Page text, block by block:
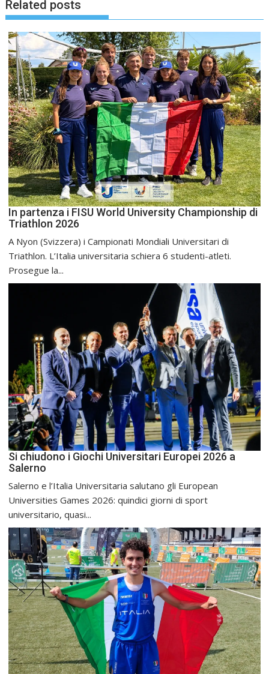
Related posts
In partenza i FISU World University Championship di
Triathlon 2026
A Nyon (Svizzera) i Campionati Mondiali Universitari di
Triathlon. L’Italia universitaria schiera 6 studenti-atleti.
Prosegue la...
Si chiudono i Giochi Universitari Europei 2026 a
Salerno
Salerno e l’Italia Universitaria salutano gli European
Universities Games 2026: quindici giorni di sport
universitario, quasi...